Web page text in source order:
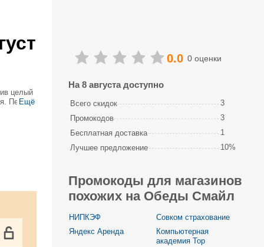
целый
Первые
Ещё
0.0 0 оценки
На 8 августа доступно
Всего скидок
3
Промокодов
3
Бесплатная доставка
1
Лучшее предложение
10%
Промокоды для магазинов
похожих на Обеды Смайл
НИПКЭФ
Совком страхование
Яндекс Аренда
Компьютерная
академия Top